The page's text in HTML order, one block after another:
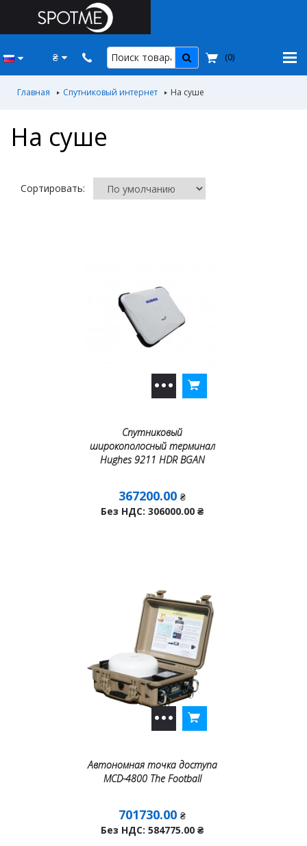
₴ (0)
Главная Спутниковый интернет На суше
На суше
Сортировать:
Спутниковый
широкополосный терминал
Hughes 9211 HDR BGAN
367200.00 ₴
Без НДС: 306000.00 ₴
Автономная точка доступа
MCD-4800 The Football
701730.00 ₴
Без НДС: 584775.00 ₴